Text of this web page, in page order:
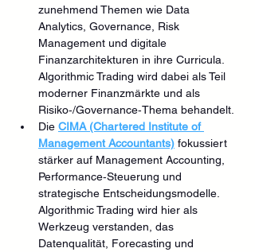
zunehmend Themen wie Data
Analytics, Governance, Risk
Management und digitale
Finanzarchitekturen in ihre Curricula.
Algorithmic Trading wird dabei als Teil
moderner Finanzmärkte und als
Risiko‑/Governance‑Thema behandelt.
Die CIMA (Chartered Institute of
Management Accountants) fokussiert
stärker auf Management Accounting,
Performance‑Steuerung und
strategische Entscheidungsmodelle.
Algorithmic Trading wird hier als
Werkzeug verstanden, das
Datenqualität, Forecasting und